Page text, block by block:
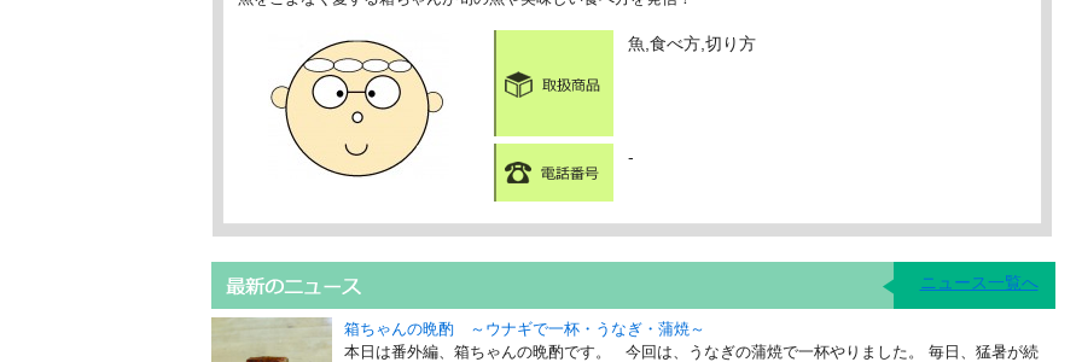
魚,食べ方,切り方
-
ニュース一覧へ
箱ちゃんの晩酌 ～ウナギで一杯・うなぎ・蒲焼～
本日は番外編、箱ちゃんの晩酌です。 今回は、うなぎの蒲焼で一杯やりました。 毎日、猛暑が続